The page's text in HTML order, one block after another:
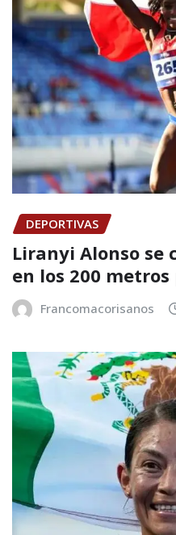
DEPORTIVAS
Liranyi Alonso se
en los 200 metros
Francomacorisanos